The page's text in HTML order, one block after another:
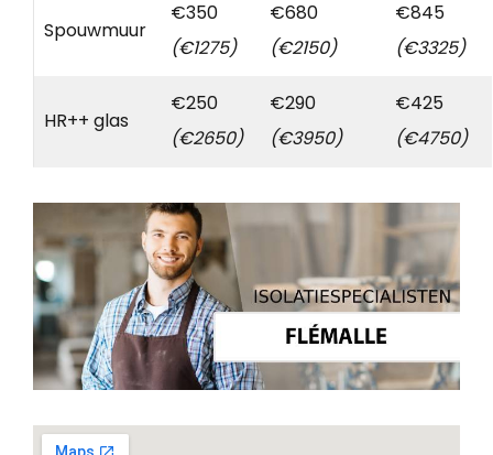
Spouwmuur
€350
(€1275)
€680
(€2150)
€845
(€3325)
HR++ glas
€250
(€2650)
€290
(€3950)
€425
(€4750)